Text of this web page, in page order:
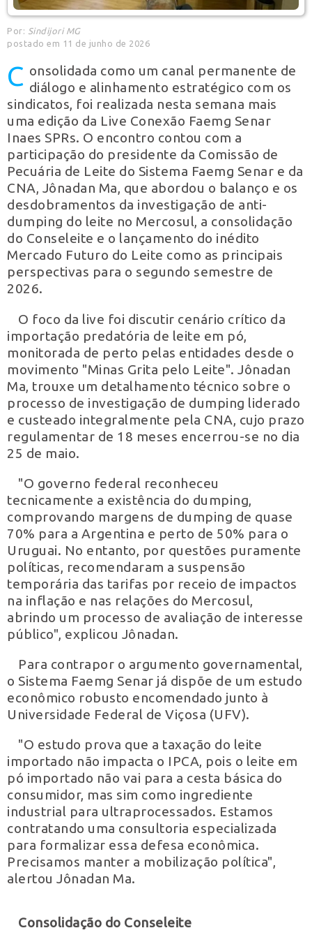
Por: Sindijori MG
postado em 11 de junho de 2026
C onsolidada como um canal permanente de
diálogo e alinhamento estratégico com os
sindicatos, foi realizada nesta semana mais
uma edição da Live Conexão Faemg Senar
Inaes SPRs. O encontro contou com a
participação do presidente da Comissão de
Pecuária de Leite do Sistema Faemg Senar e da
CNA, Jônadan Ma, que abordou o balanço e os
desdobramentos da investigação de anti-
dumping do leite no Mercosul, a consolidação
do Conseleite e o lançamento do inédito
Mercado Futuro do Leite como as principais
perspectivas para o segundo semestre de
2026.
O foco da live foi discutir cenário crítico da
importação predatória de leite em pó,
monitorada de perto pelas entidades desde o
movimento "Minas Grita pelo Leite". Jônadan
Ma, trouxe um detalhamento técnico sobre o
processo de investigação de dumping liderado
e custeado integralmente pela CNA, cujo prazo
regulamentar de 18 meses encerrou-se no dia
25 de maio.
"O governo federal reconheceu
tecnicamente a existência do dumping,
comprovando margens de dumping de quase
70% para a Argentina e perto de 50% para o
Uruguai. No entanto, por questões puramente
políticas, recomendaram a suspensão
temporária das tarifas por receio de impactos
na inflação e nas relações do Mercosul,
abrindo um processo de avaliação de interesse
público", explicou Jônadan.
Para contrapor o argumento governamental,
o Sistema Faemg Senar já dispõe de um estudo
econômico robusto encomendado junto à
Universidade Federal de Viçosa (UFV).
"O estudo prova que a taxação do leite
importado não impacta o IPCA, pois o leite em
pó importado não vai para a cesta básica do
consumidor, mas sim como ingrediente
industrial para ultraprocessados. Estamos
contratando uma consultoria especializada
para formalizar essa defesa econômica.
Precisamos manter a mobilização política",
alertou Jônadan Ma.
Consolidação do Conseleite